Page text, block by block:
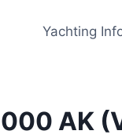
Yachting
AK